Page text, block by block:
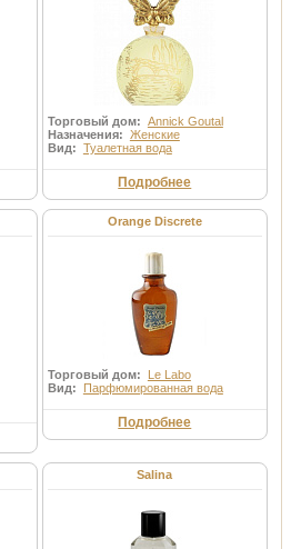
Торговый дом: Annick Goutal
Назначения: Женские
Вид: Туалетная вода
Подробнее
Orange Discrete
Торговый дом: Le Labo
Вид: Парфюмированная вода
Подробнее
Salina